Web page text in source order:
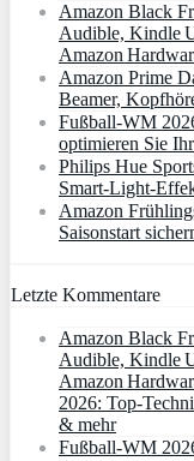
Amazon Black
Audible, Kindle
Amazon
Amazon Prime
Beamer,
Fußball-WM
optimieren Sie
Philips Hue
Amazon
Saisonstart
Letzte Kommentare
Amazon Black
Audible, Kindle
Amazon
2026: Top-
& mehr
Fußball-WM